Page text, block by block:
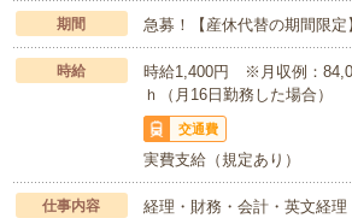
期間 急募！【産休代替の期間限
時給
時給1,400円 ※月収例：
ｈ（月16日勤務した場合）
交通費
実費支給（規定あり）
仕事内容
経理・財務・会計・英文経理